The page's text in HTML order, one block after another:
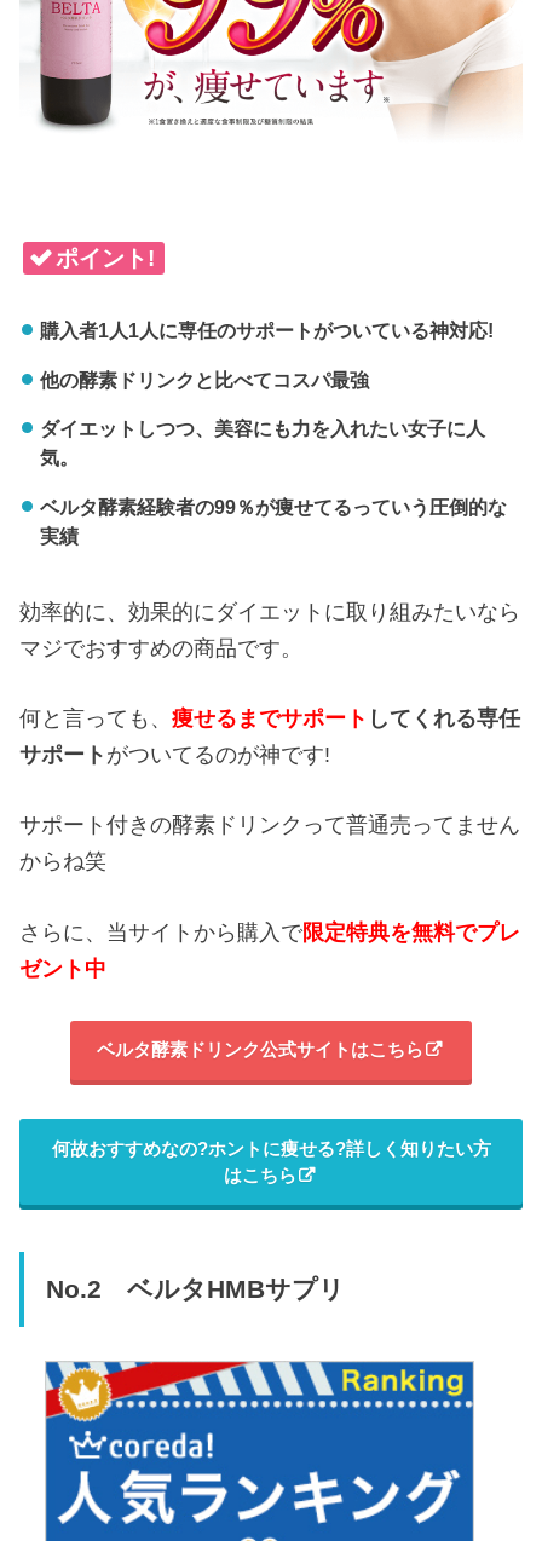
ポイント!
購入者1人1人に専任のサポートがついている神対応!
他の酵素ドリンクと比べてコスパ最強
ダイエットしつつ、美容にも力を入れたい女子に人
気。
ベルタ酵素経験者の99％が痩せてるっていう圧倒的な
実績
効率的に、効果的にダイエットに取り組みたいなら
マジでおすすめの商品です。
何と言っても、痩せるまでサポート してくれる専任
サポート がついてるのが神です!
サポート付きの酵素ドリンクって普通売ってません
からね笑
さらに、当サイトから購入で限定特典を無料でプレ
ゼント中
ベルタ酵素ドリンク公式サイトはこちら
何故おすすめなの?ホントに痩せる?詳しく知りたい方
はこちら
No.2 ベルタHMBサプリ